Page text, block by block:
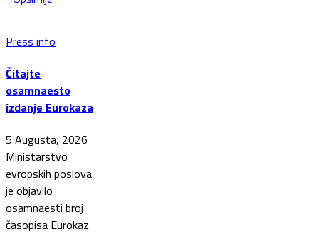
Press info
Čitajte
osamnaesto
izdanje Eurokaza
5 Augusta, 2026
Ministarstvo
evropskih poslova
je objavilo
osamnaesti broj
časopisa Eurokaz.